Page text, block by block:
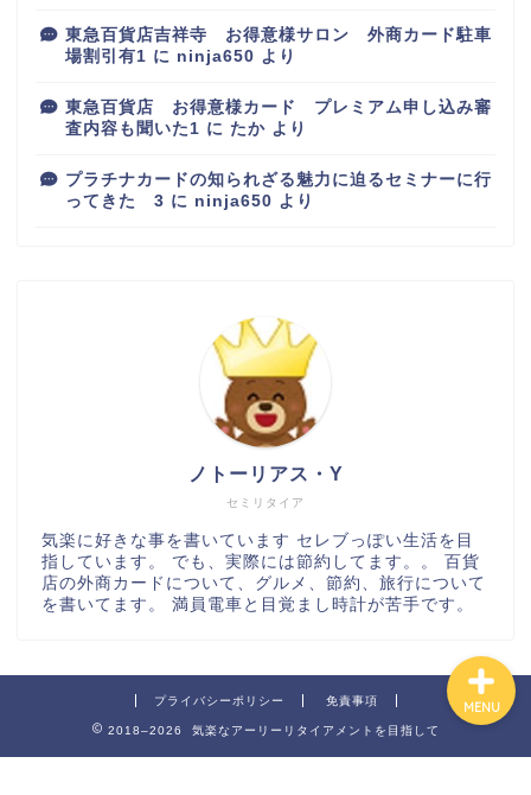
東急百貨店吉祥寺 お得意様サロン 外商カード駐車
場割引有1 に ninja650 より
東急百貨店 お得意様カード プレミアム申し込み審
査内容も聞いた1 に たか より
プラチナカードの知られざる魅力に迫るセミナーに行
ってきた 3 に ninja650 より
セミリタイア
ノトーリアス・Y
気楽に好きな事を書いています セレブっぽい生活を目
指しています。 でも、実際には節約してます。。 百貨
店の外商カードについて、グルメ、節約、旅行について
を書いてます。 満員電車と目覚まし時計が苦手です。
プライバシーポリシー 免責事項
2018–2026 気楽なアーリーリタイアメントを目指して
MENU
ハワイ